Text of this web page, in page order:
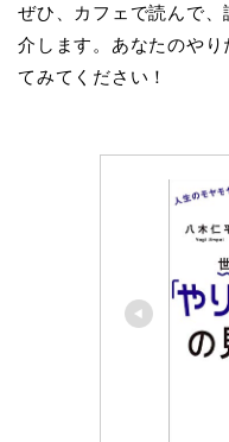
ぜひ、カフェで読んで
介します。あなたのや
てみてください！